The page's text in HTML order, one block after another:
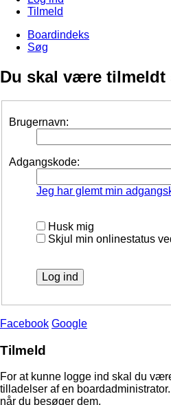
Tilmeld
Boardindeks
Søg
Du skal være tilmeldt
Brugernavn:
Adgangskode:
Jeg har glemt min
Husk mig
Skjul min onlinestatus
Facebook Google
Tilmeld
For at kunne logge ind skal du
tilladelser af en
når du besøger dem.